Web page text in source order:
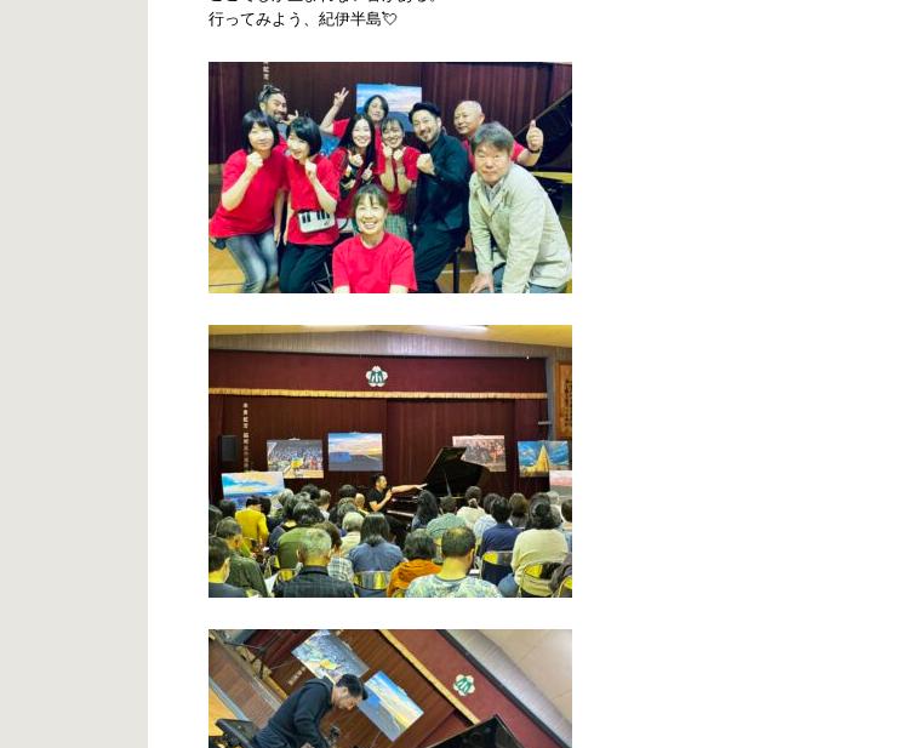
行ってみよう、紀伊半島💘